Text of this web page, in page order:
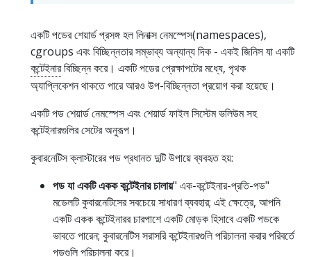
একটি পডের শেয়ার্ড প্রসঙ্গ হল লিনাক্স নেমস্পেস(namespaces),
cgroups এবং বিচ্ছিন্নতার সম্ভাব্য অন্যান্য দিক - একই জিনিস যা একটি
কন্টেইনারবিচ্ছিন্ন করে। একটি পডের প্রেক্ষাপটের মধ্যে, পৃথক
অ্যাপ্লিকেশন থাকতে পারে আরও উপ-বিচ্ছিন্নতা প্রয়োগ করা হয়েছে।
একটি পড শেয়ার্ড নেমস্পেস এবং শেয়ার্ড ফাইল সিস্টেম ভলিউম সহ
কন্টেইনারগুলির সেটের অনুরূপ।
কুবারনেটিস ক্লাস্টারের পড প্রধানত দুটি উপায়ে ব্যবহৃত হয়:
পড যা একটি একক কন্টেইনার চালায়" এক-কন্টেইনার-প্রতি-পড"
মডেলটি কুবারনেটিসের সবচেয়ে সাধারণ ব্যবহার; এই ক্ষেত্রে, আপনি
একটি একক কন্টেইনারর চারপাশে একটি মোড়ক হিসাবে একটি পডকে
ভাবতে পারেন; কুবারনেটিস সরাসরি কন্টেইনারগুলি পরিচালনা করার পরিবর্তে
পডগুলি পরিচালনা করে।